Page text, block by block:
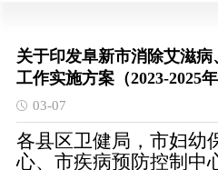
关于印发阜新市消除艾滋
工作实施方案（2023-2025
03-07
各县区卫健局，市妇幼
心、市疾病预防控制中